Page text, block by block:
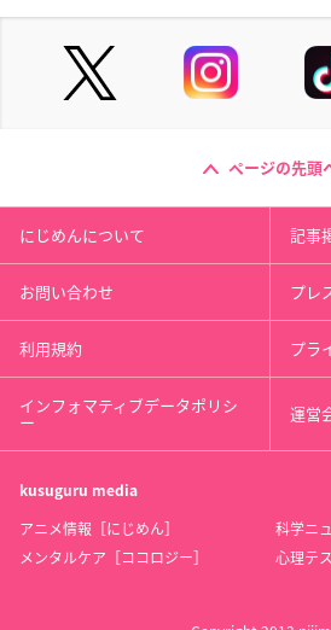
ページの先頭
にじめんについて 記事
お問い合わせ プレ
利用規約 プラ
インフォマティブデータポリシ
ー 運営
kusuguru media
アニメ情報［にじめん］
科学ニ
メンタルケア［ココロジー］
心理テ